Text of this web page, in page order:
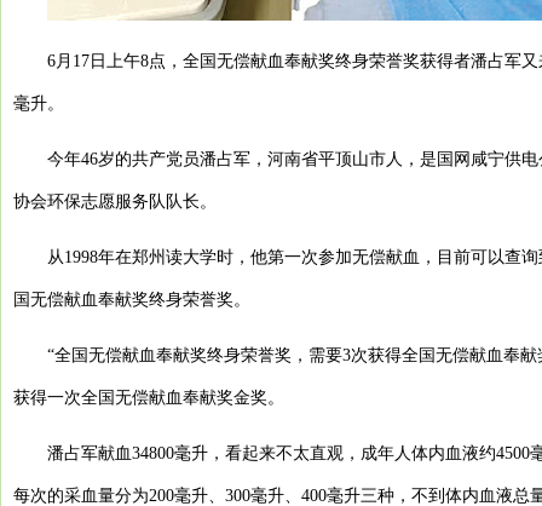
6月17日上午8点，全国无偿献血奉献奖终身荣誉奖获得者潘占军
毫升。
今年46岁的共产党员潘占军，河南省平顶山市人，是国网咸宁供
协会环保志愿服务队队长。
从1998年在郑州读大学时，他第一次参加无偿献血，目前可以查
国无偿献血奉献奖终身荣誉奖。
“全国无偿献血奉献奖终身荣誉奖，需要3次获得全国无偿献血奉
获得一次全国无偿献血奉献奖金奖。
潘占军献血34800毫升，看起来不太直观，成年人体内血液约
每次的采血量分为200毫升、300毫升、400毫升三种，不到体内血液